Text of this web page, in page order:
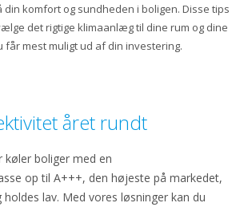
komfort og sundheden i boligen. Disse tips
det rigtige klimaanlæg til dine rum og dine
får mest muligt ud af din investering.
året rundt
køler boliger med en
op til A+++, den højeste på markedet,
holdes lav. Med vores løsninger kan du